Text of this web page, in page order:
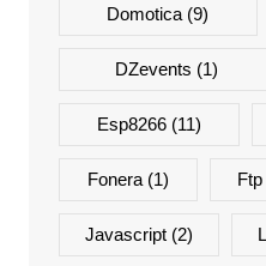
Domotica (9)
DZevents (1)
Esp8266(11)
Fonera(1) Ftp
Javascript (2)